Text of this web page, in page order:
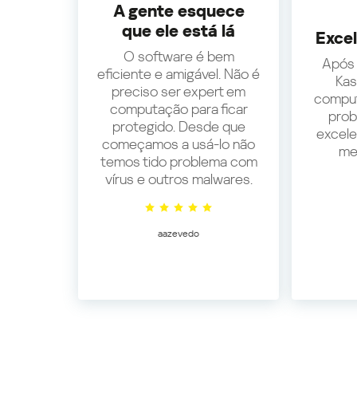
A gente esquece
que ele está lá
O software é bem
eficiente e amigável. Não é
preciso ser expert em
computação para ficar
protegido. Desde que
começamos a usá-lo não
temos tido problema com
vírus e outros malwares.
aazevedo
Após